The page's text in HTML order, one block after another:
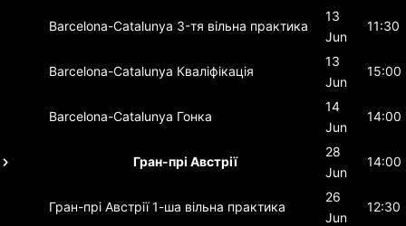
Barcelona-Catalunya 3-тя вільна практика
13
Jun
11:30
Barcelona-Catalunya Кваліфікація
13
Jun
15:00
Barcelona-Catalunya Гонка
14
Jun
14:00
Гран-прі Австрії
28
Jun
14:00
Гран-прі Австрії 1-ша вільна практика
26
Jun
12:30